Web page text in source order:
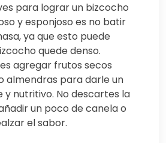
para lograr un bizcocho
y esponjoso es no batir
ya que esto puede
quede denso.
agregar frutos secos
almendras para darle un
y nutritivo. No descartes la
un poco de canela o
el sabor.